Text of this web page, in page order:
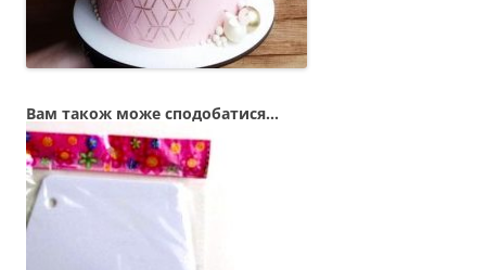
Вам також може сподобатися…